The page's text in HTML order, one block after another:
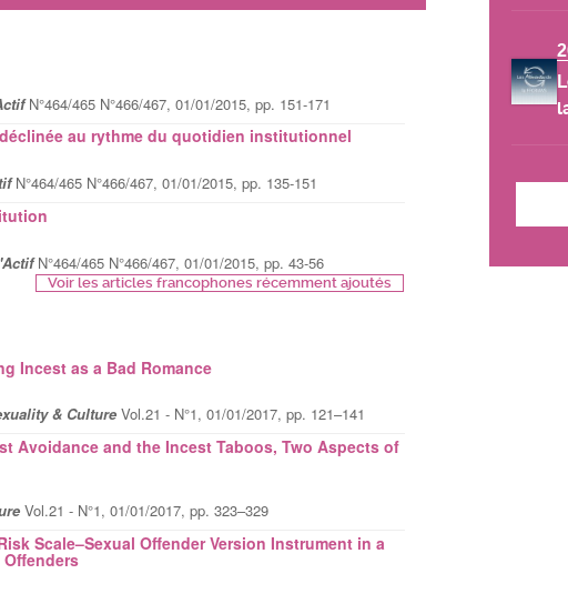
N°464/465 N°466/467, 01/01/2015, pp. 151-171
au rythme du quotidien institutionnel
N°464/465 N°466/467, 01/01/2015, pp. 135-151
N°464/465 N°466/467, 01/01/2015, pp. 43-56
Voir les articles francophones récemment ajoutés
Incest as a Bad Romance
& Culture Vol.21 - N°1, 01/01/2017, pp. 121–141
Avoidance and the Incest Taboos, Two Aspects of
Vol.21 - N°1, 01/01/2017, pp. 323–329
Scale–Sexual Offender Version Instrument in a